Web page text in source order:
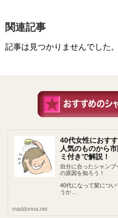
関連記事
記事は見つかりませんでした。
40代女性におす
人気のものから
ミ付きで解説！
自分に合ったシャン
の原因を知ろう！
40代になって髪につ
うか…
maddonna.net